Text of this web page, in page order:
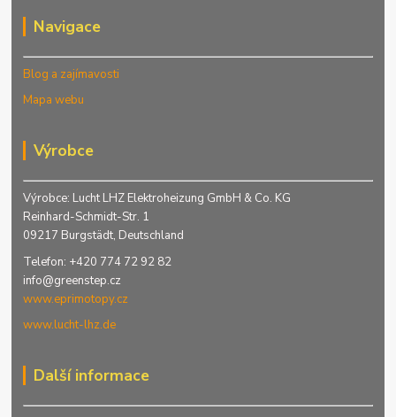
Navigace
Blog a zajímavosti
Mapa webu
Výrobce
Výrobce: Lucht LHZ Elektroheizung GmbH & Co. KG
Reinhard-Schmidt-Str. 1
09217 Burgstädt, Deutschland
Telefon: +420 774 72 92 82
info@greenstep.cz
www.eprimotopy.cz
www.lucht-lhz.de
Další informace